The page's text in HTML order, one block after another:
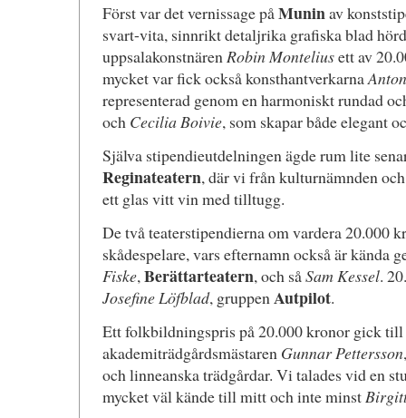
Först var det vernissage påMuninav
svart-vita, sinnrikt detaljrika grafiska blad
uppsalakonstnärenRobin Monteliusett av
mycket var fick också konsthantverkarna
representerad genom en harmoniskt rundad
och Cecilia Boivie, som skapar både elegant
Själva stipendieutdelningen ägde rum lite
Reginateatern, där vi från kulturnämnden
ett glas vitt vin med tilltugg.
De två teaterstipendierna om vardera 20.000
skådespelare, vars efternamn också är kända
Fiske,Berättarteatern, och såSam Kessel.
Josefine Löfblad, gruppenAutpilot.
Ett folkbildningspris på 20.000 kronor gick
akademiträdgårdsmästaren Gunnar Pettersson
och linneanska trädgårdar. Vi talades vid en
mycket väl kände till mitt och inte minst